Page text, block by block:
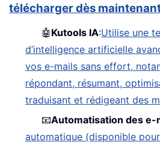
télécharger dès
🤖 Kutools IA:Utilise une
d’intelligence artificielle
vos e-mails sans effort,
répondant, résumant,
traduisant et rédigeant des
📧Automatisation des e-
automatique (disponible pour